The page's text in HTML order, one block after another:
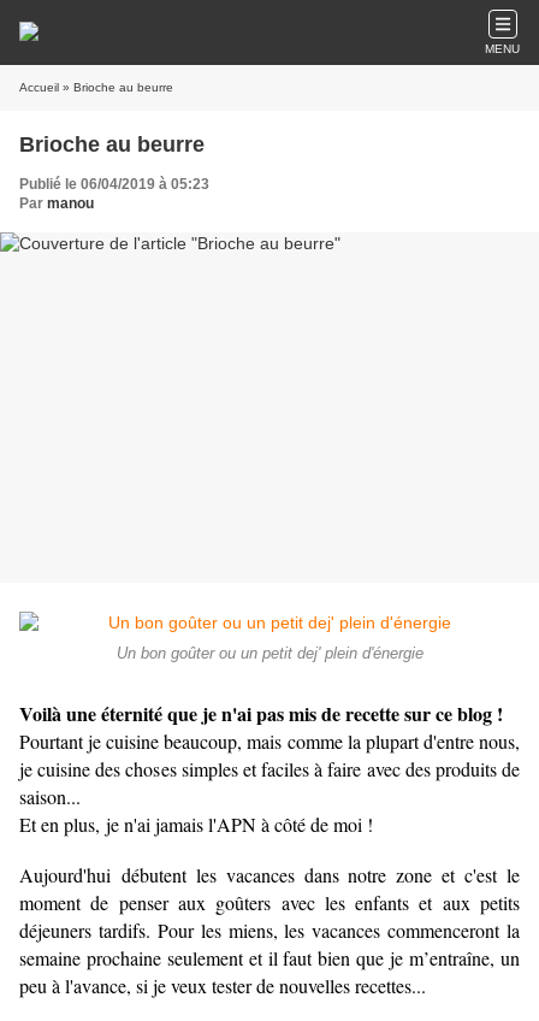
MENU
Accueil » Brioche au beurre
Brioche au beurre
Publié le 06/04/2019 à 05:23
Par manou
Un bon goûter ou un petit dej' plein d'énergie
Voilà une éternité que je n'ai pas mis de recette sur ce blog !
Pourtant je cuisine beaucoup, mais comme la plupart d'entre nous,
je cuisine des choses simples et faciles à faire avec des produits de
saison...
Et en plus, je n'ai jamais l'APN à côté de moi !
Aujourd'hui débutent les vacances dans notre zone et c'est le
moment de penser aux goûters avec les enfants et aux petits
déjeuners tardifs. Pour les miens, les vacances commenceront la
semaine prochaine seulement et il faut bien que je m’entraîne, un
peu à l'avance, si je veux tester de nouvelles recettes...